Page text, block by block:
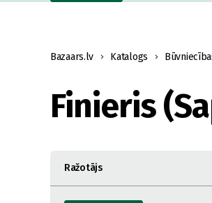
Bazaars.lv Katalogs
Finieris
Ražotājs